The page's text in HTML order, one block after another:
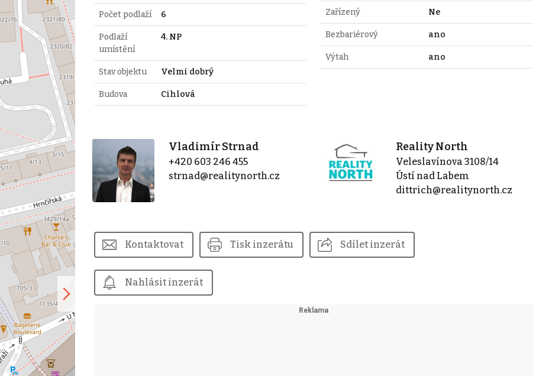
Počet podlaží 6
Podlaží
umístění
4. NP
Stav objektu Velmi dobrý
Budova Cihlová
Zařízený Ne
Bezbariérový ano
Výtah ano
Vladimír Strnad
+420 603 246 455
strnad@realitynorth.cz
Reality North
Veleslavínova 3108/14
Ústí nad Labem
dittrich@realitynorth.cz
Kontaktovat Tisk inzerátu Sdílet inzerát
Nahlásit inzerát